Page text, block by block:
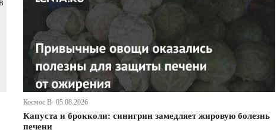
Космос В· 05.08.2026
Капуста и брокколи: синигрин замедляет жировую болезнь
печени